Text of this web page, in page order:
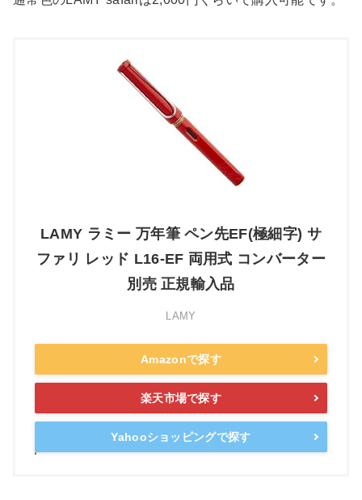
LAMY ラミー 万年筆 ペン先EF(極細字) サ
ファリ レッド L16-EF 両用式 コンバーター
別売 正規輸入品
LAMY
Amazonで探す
楽天市場で探す
Yahooショッピングで探す